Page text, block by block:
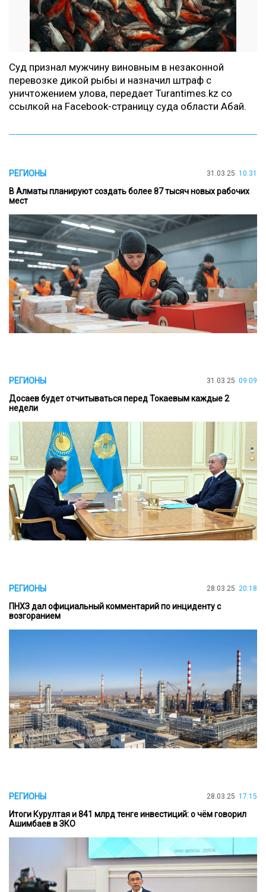
Суд признал мужчину виновным в незаконной
перевозке дикой рыбы и назначил штраф с
уничтожением улова, передает Turantimes.kz со
ссылкой на Facebook-страницу суда области Абай.
РЕГИОНЫ 31.03.25 10:31
В Алматы планируют создать более 87 тысяч новых рабочих
мест
РЕГИОНЫ 31.03.25 09:09
Досаев будет отчитываться перед Токаевым каждые 2
недели
РЕГИОНЫ 28.03.25 20:18
ПНХЗ дал официальный комментарий по инциденту с
возгоранием
РЕГИОНЫ 28.03.25 17:15
Итоги Курултая и 841 млрд тенге инвестиций: о чём говорил
Ашимбаев в ЗКО